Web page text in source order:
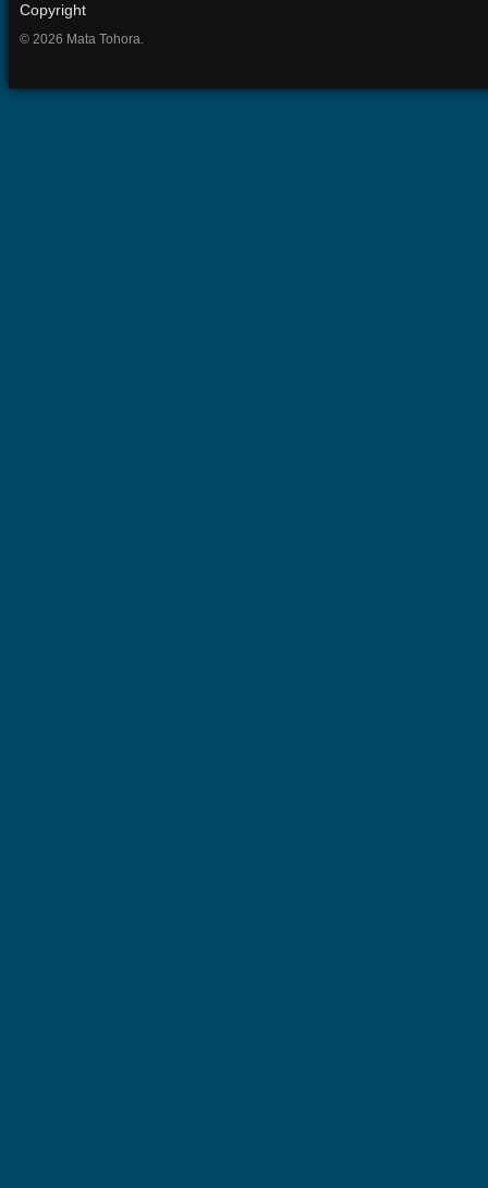
Copyright
© 2026 Mata Tohora.